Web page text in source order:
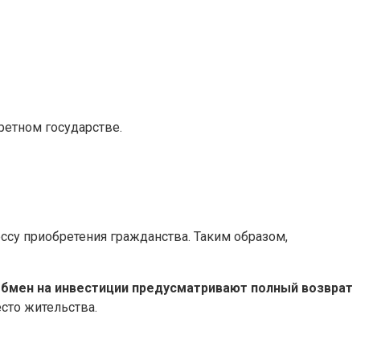
государстве.
приобретения гражданства. Таким образом,
на инвестиции предусматривают полный возврат
жительства.